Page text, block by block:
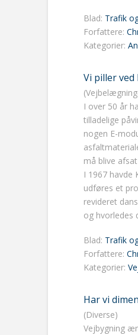
Blad: Trafik
Forfattere:
Kategorier:
Vi piller
I over 50 år
tilladelige
nogen E-
må blive
I 1967 havde
udføres et
revideret
og hvorledes
Blad: Trafik
Forfattere:
Kategorier:
Har vi
(Diverse)
Vejbygning